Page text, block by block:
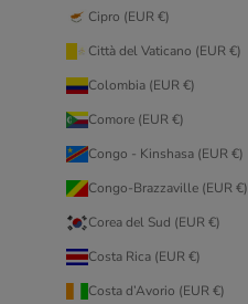
Cipro (EUR €)
Città del Vaticano (EUR €)
Colombia (EUR €)
Comore (EUR €)
Congo - Kinshasa (EUR €)
Congo-Brazzaville (EUR €)
Corea del Sud (EUR €)
Costa Rica (EUR €)
Costa d’Avorio (EUR €)